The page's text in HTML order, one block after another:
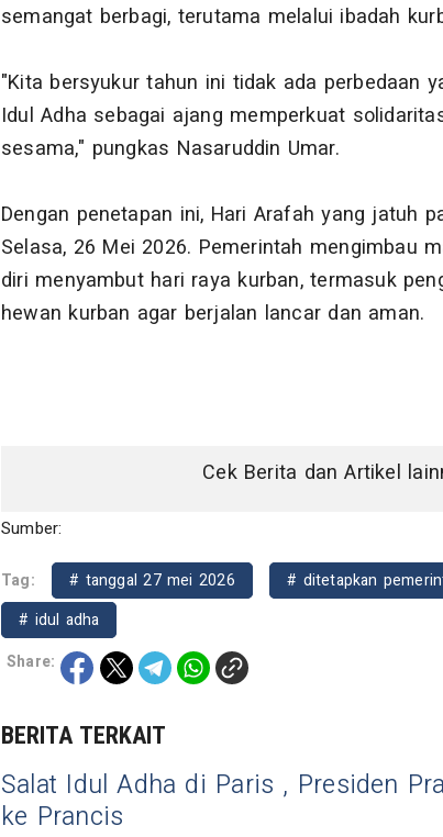
semangat berbagi, terutama melalui ibadah
"Kita bersyukur tahun ini tidak ada perbedaan
Idul Adha sebagai ajang memperkuat
sesama," pungkas Nasaruddin Umar.
Dengan penetapan ini, Hari Arafah yang jatuh
Selasa, 26 Mei 2026. Pemerintah mengimbau
diri menyambut hari raya kurban, termasuk
hewan kurban agar berjalan lancar dan aman.
Cek Berita dan Artikel
Sumber:
Tag: # tanggal 27 mei 2026 # ditetapkan
# idul adha
Share:
BERITA TERKAIT
Salat Idul Adha di Paris , Presiden
ke Prancis